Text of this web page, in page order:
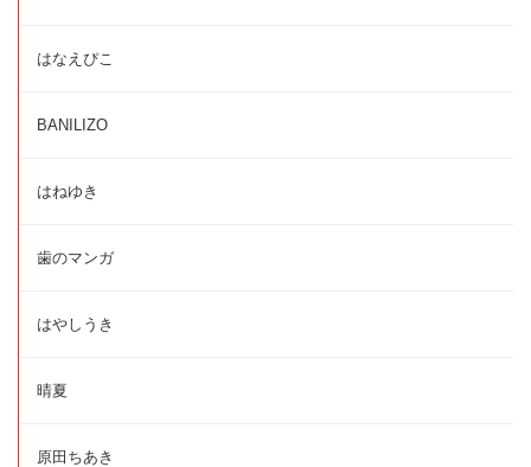
はなえぴこ
BANILIZO
はねゆき
歯のマンガ
はやしうき
晴夏
原田ちあき